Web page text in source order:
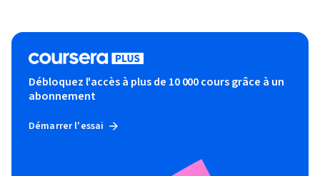
Débloquez l'accès à plus de 10 000 cours grâce à un
abonnement
Démarrer l'essai